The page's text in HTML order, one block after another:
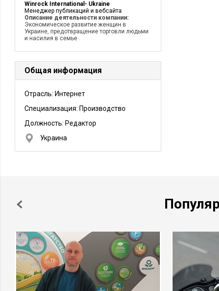
Winrock International- Ukraine
Менеджер публикаций и вебсайта
Описание деятельности компании:
Экономическое развитие женщин в
Украине, предотвращение торговли людьми
и насилия в семье
Общая информация
Отрасль: Интернет
Специализация: Производство
Должность: Редактор
Украина